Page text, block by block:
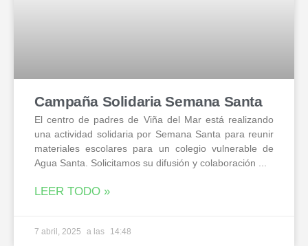
Campaña Solidaria Semana Santa
El centro de padres de Viña del Mar está realizando
una actividad solidaria por Semana Santa para reunir
materiales escolares para un colegio vulnerable de
Agua Santa. Solicitamos su difusión y colaboración
LEER TODO »
7 abril, 2025 14:48